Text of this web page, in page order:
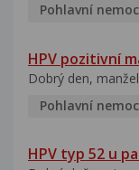
Pohlavní
HPV pozitivní
Dobrý den,
Pohlavní
HPV typ 52 u